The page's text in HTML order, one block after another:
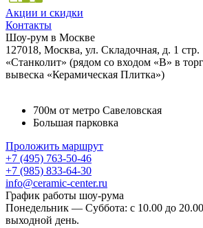
Акции и скидки
Контакты
Шоу-рум в Москве
127018, Москва, ул. Складочная, д. 1
«Станколит» (рядом со входом «B» в
вывеска «Керамическая Плитка»)
700м от метро Савеловская
Большая парковка
Проложить маршрут
+7 (495) 763-50-46
+7 (985) 833-64-30
info@ceramic-center.ru
График работы шоу-рума
Понедельник — Суббота: с 10.00 до
выходной день.